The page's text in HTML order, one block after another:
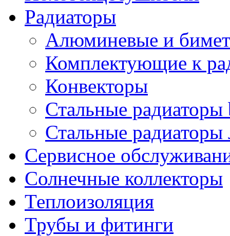
Радиаторы
Алюминевые и
Комплектующие к
Конвекторы
Стальные радиаторы
Стальные радиаторы
Сервисное
Солнечные коллекторы
Теплоизоляция
Трубы и фитинги